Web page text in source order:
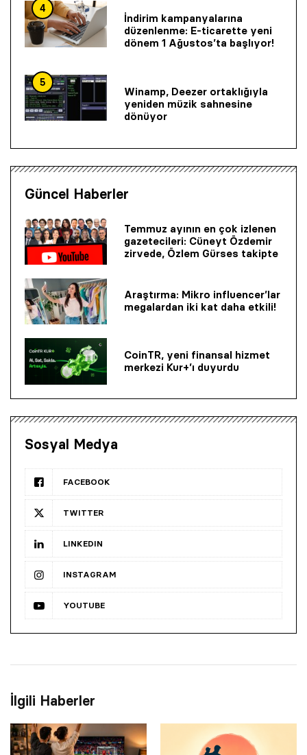
4
İndirim kampanyalarına
düzenlenme: E-ticarette yeni
dönem 1 Ağustos’ta başlıyor!
5
Winamp, Deezer ortaklığıyla
yeniden müzik sahnesine
dönüyor
Güncel Haberler
Temmuz ayının en çok izlenen
gazetecileri: Cüneyt Özdemir
zirvede, Özlem Gürses takipte
Araştırma: Mikro influencer’lar
megalardan iki kat daha etkili!
CoinTR, yeni finansal hizmet
merkezi Kur+’ı duyurdu
Sosyal Medya
FACEBOOK
TWITTER
LINKEDIN
INSTAGRAM
YOUTUBE
İlgili Haberler